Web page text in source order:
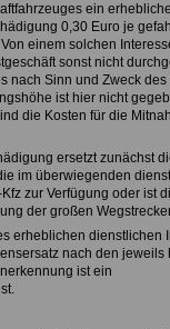
ein
0,30 Euro je
einem solchen
sonst nicht
nach Sinn und Zweck
ist hier nicht
die Kosten für die
ersetzt zunächst
im überwiegenden
zur Verfügung oder ist
der großen
erheblichen dienstlichen
nach den
ist ein